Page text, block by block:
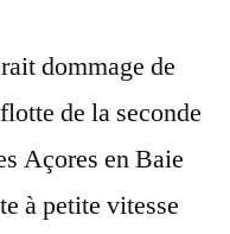
dommage de
de la seconde
Açores en Baie
à petite vitesse